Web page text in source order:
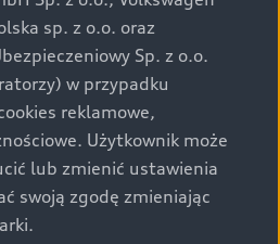
ceny, wyposażenia i
w umowie sprzedaży, a
zawiera
typu pojazdu. Zastrzegamy
Wszelkie informacje
są aktualne na dzień ich
najnowszych
się z Partnerem Marki
sp. z o.o. oraz
Sp. z o.o.
w przypadku
reklamowe,
Użytkownik może
lub zmienić ustawienia
swoją zgodę zmieniając